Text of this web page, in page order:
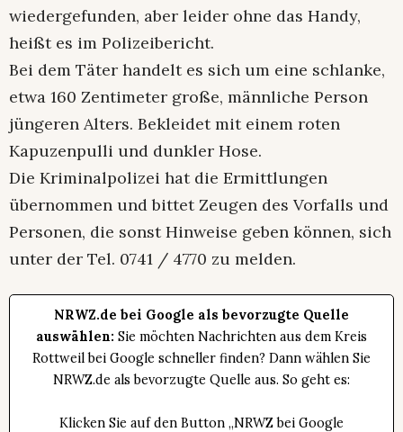
wiedergefunden, aber leider ohne das Handy,
heißt es im Polizeibericht.
Bei dem Täter handelt es sich um eine schlanke,
etwa 160 Zentimeter große, männliche Person
jüngeren Alters. Bekleidet mit einem roten
Kapuzenpulli und dunkler Hose.
Die Kriminalpolizei hat die Ermittlungen
übernommen und bittet Zeugen des Vorfalls und
Personen, die sonst Hinweise geben können, sich
unter der Tel. 0741 / 4770 zu melden.
NRWZ.de bei Google als bevorzugte Quelle
auswählen: Sie möchten Nachrichten aus dem Kreis
Rottweil bei Google schneller finden? Dann wählen Sie
NRWZ.de als bevorzugte Quelle aus. So geht es:
Klicken Sie auf den Button „NRWZ bei Google